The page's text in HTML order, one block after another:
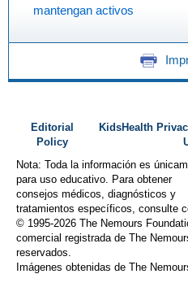
mantengan activos
Editorial
Policy
KidsHealth
Nota: Toda la información es
para uso educativo. Para obtener
consejos médicos, diagnósticos y
tratamientos específicos, consulte
© 1995-2026 The Nemours
comercial registrada de The
reservados.
Imágenes obtenidas de The